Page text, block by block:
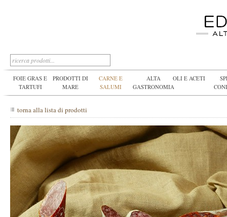
FOIE GRAS E
TARTUFI
PRODOTTI DI
MARE
CARNE E
SALUMI
ALTA
GASTRONOMIA
OLI E ACETI
torna alla lista di prodotti